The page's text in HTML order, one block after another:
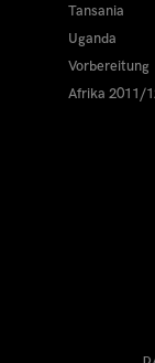
Tansania
Uganda
Vorbereitung
Afrika 2011/